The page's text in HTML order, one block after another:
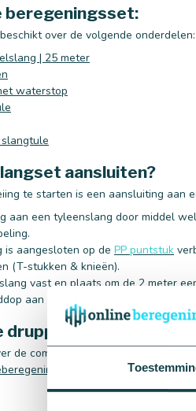
beregeningsset:
over de volgende onderdelen:
| 25 meter
waterstop
slangtule
aansluiten?
te starten is een aansluiting aan
aan een tyleenslang door middel
is aangesloten op de PP puntstuk
(T-stukken & knieën).
vast en plaats om de 2 meter
aan het einde van de druppelslang.
druppelslangset?
de complete druppelslangset? Bel
. Wij staan graag voor je